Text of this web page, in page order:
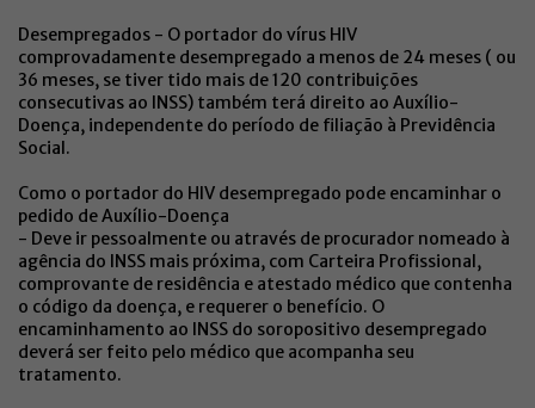
Desempregados - O portador do vírus HIV
comprovadamente desempregado a menos de 24 meses ( ou
36 meses, se tiver tido mais de 120 contribuições
consecutivas ao INSS) também terá direito ao Auxílio-
Doença, independente do período de filiação à Previdência
Social.
Como o portador do HIV desempregado pode encaminhar o
pedido de Auxílio-Doença
- Deve ir pessoalmente ou através de procurador nomeado à
agência do INSS mais próxima, com Carteira Profissional,
comprovante de residência e atestado médico que contenha
o código da doença, e requerer o benefício. O
encaminhamento ao INSS do soropositivo desempregado
deverá ser feito pelo médico que acompanha seu
tratamento.